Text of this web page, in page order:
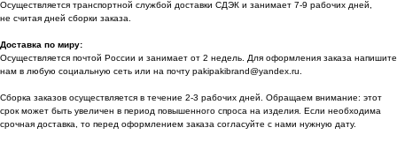
Осуществляется транспортной службой доставки СДЭК и занимает 7-9 рабочих дней,
не считая дней сборки заказа.
Доставка по миру:
Осуществляется почтой России и занимает от 2 недель. Для оформления заказа напишите
нам в любую социальную сеть или на почту pakipakibrand@yandex.ru.
Сборка заказов осуществляется в течение 2-3 рабочих дней. Обращаем внимание: этот
срок может быть увеличен в период повышенного спроса на изделия. Если необходима
срочная доставка, то перед оформлением заказа согласуйте с нами нужную дату.